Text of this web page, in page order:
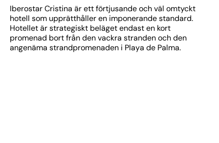
Iberostar Cristina är ett förtjusande och väl omtyckt
hotell som upprätthåller en imponerande standard.
Hotellet är strategiskt beläget endast en kort
promenad bort från den vackra stranden och den
angenäma strandpromenaden i Playa de Palma.